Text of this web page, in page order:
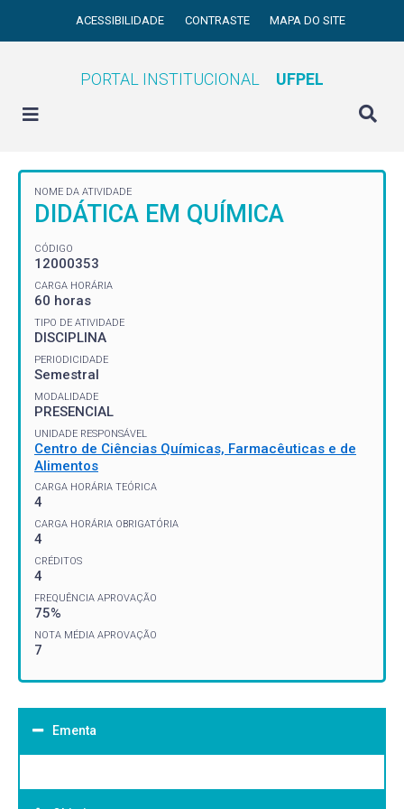
ACESSIBILIDADE CONTRASTE MAPA DO SITE
PORTAL INSTITUCIONAL UFPEL
NOME DA ATIVIDADE
DIDÁTICA EM QUÍMICA
CÓDIGO
12000353
CARGA HORÁRIA
60 horas
TIPO DE ATIVIDADE
DISCIPLINA
PERIODICIDADE
Semestral
MODALIDADE
PRESENCIAL
UNIDADE RESPONSÁVEL
Centro de Ciências Químicas, Farmacêuticas e de
Alimentos
CARGA HORÁRIA TEÓRICA
4
CARGA HORÁRIA OBRIGATÓRIA
4
CRÉDITOS
4
FREQUÊNCIA APROVAÇÃO
75%
NOTA MÉDIA APROVAÇÃO
7
Ementa